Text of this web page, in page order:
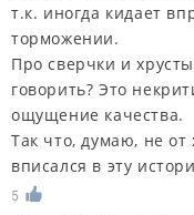
т.к. иногда кидает
торможении.
Про сверчки и
говорить? Это
ощущение качества.
Так что, думаю, не
вписался в эту
5